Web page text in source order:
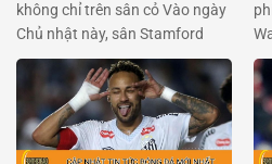
không chỉ trên sân cỏ Vào ngày
Chủ nhật này, sân Stamford
Bridge sẽ lại bùng nổ với cuộc
đối đầu giữa Arsenal và
Chelsea. Mikel Arteta, người
đang chèo lái con tàu Arsenal,
đã có những chia sẻ quan trọng